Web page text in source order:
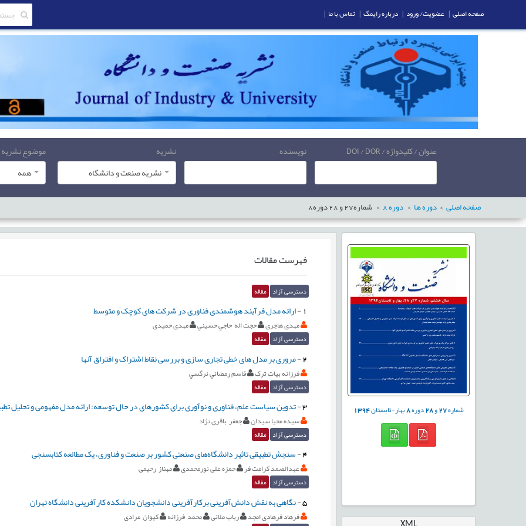
عنوان / کلیدواژه / DOI / DOR نویسنده
نشریه
نشریه صنعت و دانشگاه
موضوع نشریه
همه
صفحه اصلی دوره ها دوره شماره27و28دوره8
شماره27و28دوره8بهار-تابستان1394
فهرست مقالات
دسترسی آزاد مقاله
1
-ارائه مدل فرآیند هوشمندی فناوری در شرکت های کوچک و متوسط
مهدی هاجری حجت اله حاجي حسيني مهدی حمیدی
دسترسی آزاد مقاله
2
-مروری بر مدل های خطی تجاری سازی و بررسی نقاط اشتراک و افتراق آنها
فرزانه بیات ترک قاسم رمضاني نرگسي
دسترسی آزاد مقاله
3
-تدوین سیاست علم، فناوری و نوآوری برای کشورهای در حال توسعه: ارائه مدل مفهومی و تحلیل
سیده محیا سیدان جعفر باقری نژاد
دسترسی آزاد مقاله
4
-سنجش تطبیقی تاثیر دانشگاه‌های صنعتی کشور بر صنعت و فناوری، یک مطالعه کتابسنجی
عبدالصمد کرامت فر حمزه علی نورمحمدی مهناز رحیمی
دسترسی آزاد مقاله
5
-نگاهی به نقش دانش‌آفرینی برکارآفرینی دانشجویان دانشکده کارآفرینی دانشگاه تهران
فرهاد فرهادی امجد رباب ملائی محمد فرزانه کیوان مرادی
صفحه اصلی | عضویت/ ورود | درباره رایمگ | تماس با ما |